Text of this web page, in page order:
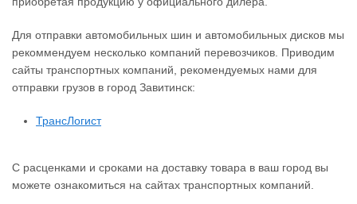
Для отправки автомобильных шин и автомобильных дисков мы
рекоммендуем несколько компаний перевозчиков. Приводим
сайты транспортных компаний, рекомендуемых нами для
отправки грузов в город Завитинск:
ТрансЛогист
С расценками и сроками на доставку товара в ваш город вы
можете ознакомиться на сайтах транспортных компаний.